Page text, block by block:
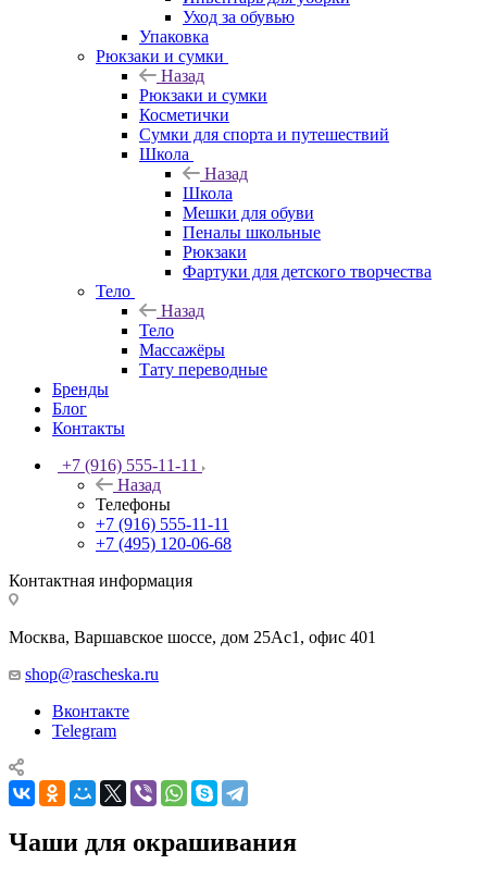
Уход за обувью
Упаковка
Рюкзаки и сумки
Назад
Рюкзаки и сумки
Косметички
Сумки для спорта и путешествий
Школа
Назад
Школа
Мешки для обуви
Пеналы школьные
Рюкзаки
Фартуки для детского творчества
Тело
Назад
Тело
Массажёры
Тату переводные
Бренды
Блог
Контакты
+7 (916) 555-11-11
Назад
Телефоны
+7 (916) 555-11-11
+7 (495) 120-06-68
Контактная информация
Москва, Варшавское шоссе, дом 25Аc1, офис 401
shop@rascheska.ru
Вконтакте
Telegram
Чаши для окрашивания